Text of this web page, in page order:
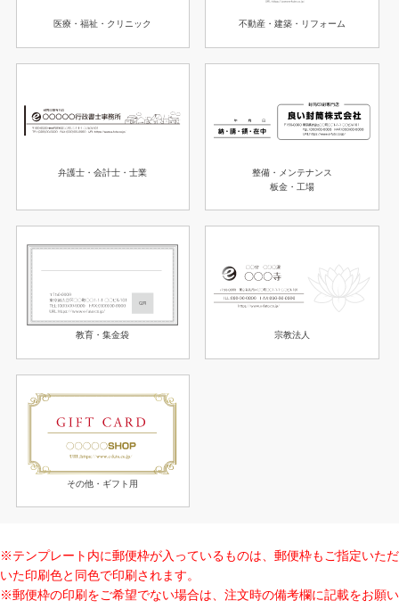
医療・福祉・クリニック 不動産・建築・リフォーム
弁護士・会計士・士業
整備・メンテナンス
板金・工場
教育・集金袋 宗教法人
その他・ギフト用
※テンプレート内に郵便枠が入っているものは、郵便枠もご指定いただ
いた印刷色と同色で印刷されます。
※郵便枠の印刷をご希望でない場合は、注文時の備考欄に記載をお願い